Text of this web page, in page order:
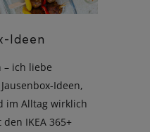
Ideen
– ich liebe
Ideen,
im Alltag wirklich
IKEA 365+